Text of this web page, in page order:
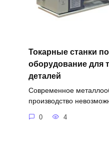
Токарные станки
оборудование для
деталей
Современное
производство
0 4